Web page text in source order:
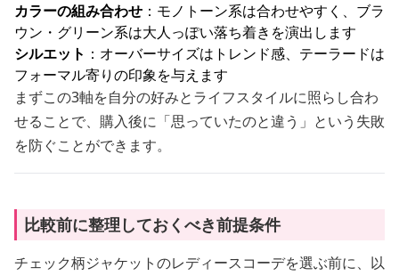
カラーの組み合わせ ：モノトーン系は合わせやすく、ブラ
ウン・グリーン系は大人っぽい落ち着きを演出します
シルエット ：オーバーサイズはトレンド感、テーラードは
フォーマル寄りの印象を与えます
まずこの3軸を自分の好みとライフスタイルに照らし合わ
せることで、購入後に「思っていたのと違う」という失敗
を防ぐことができます。
比較前に整理しておくべき前提条件
チェック柄ジャケットのレディースコーデを選ぶ前に、以